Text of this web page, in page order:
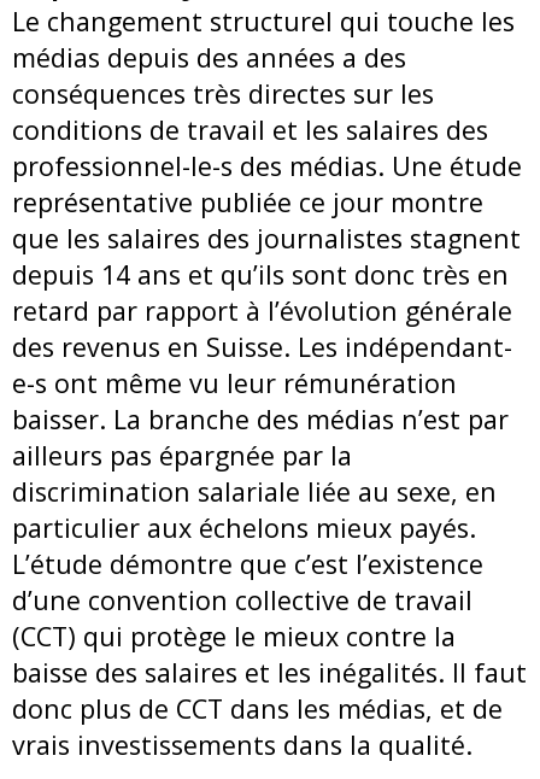
Le changement structurel qui touche les
médias depuis des années a des
conséquences très directes sur les
conditions de travail et les salaires des
professionnel-le-s des médias. Une étude
représentative publiée ce jour montre
que les salaires des journalistes stagnent
depuis 14 ans et qu’ils sont donc très en
retard par rapport à l’évolution générale
des revenus en Suisse. Les indépendant-
e-s ont même vu leur rémunération
baisser. La branche des médias n’est par
ailleurs pas épargnée par la
discrimination salariale liée au sexe, en
particulier aux échelons mieux payés.
L’étude démontre que c’est l’existence
d’une convention collective de travail
(CCT) qui protège le mieux contre la
baisse des salaires et les inégalités. Il faut
donc plus de CCT dans les médias, et de
vrais investissements dans la qualité.